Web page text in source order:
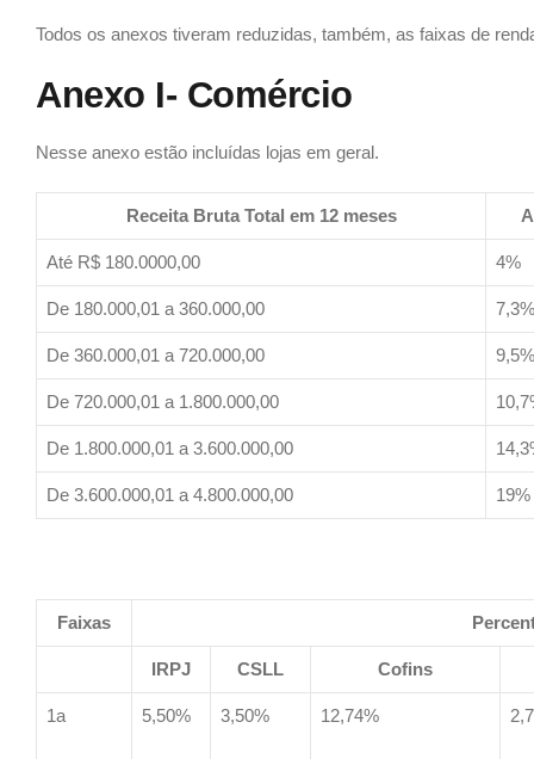
Todos os anexos tiveram reduzidas, também, as faixas de
Anexo I- Comércio
Nesse anexo estão incluídas lojas em geral.
Receita Bruta Total em 12 meses
Até R$ 180.0000,00 4%
De 180.000,01 a 360.000,00 7,3%
De 360.000,01 a 720.000,00 9,5%
De 720.000,01 a 1.800.000,00
De 1.800.000,01 a 3.600.000,00
De 3.600.000,01 a 4.800.000,00 19%
Faixas
IRPJ CSLL Cofins
1a 5,50% 3,50% 12,74%